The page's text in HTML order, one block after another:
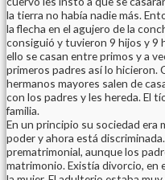
la tierra no había nadie más.
la flecha en el agujero de la
consiguió y tuvieron 9 hijos y 9
ello se casan entre primos y a
primeros padres así lo hicieron.
hermanos mayores salen de
con los padres y les hereda. El
familia.
En un principio su sociedad era
poder y ahora está
prematrimonial, aunque los
matrimonio. Existía divorcio, en